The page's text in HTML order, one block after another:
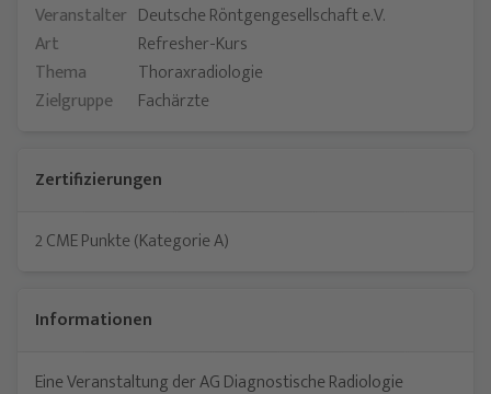
Veranstalter Deutsche Röntgengesellschaft e.V.
Art
Refresher-Kurs
Thema
Thoraxradiologie
Zielgruppe
Fachärzte
Zertifizierungen
2 CME Punkte (Kategorie A)
Informationen
Eine Veranstaltung der AG Diagnostische Radiologie